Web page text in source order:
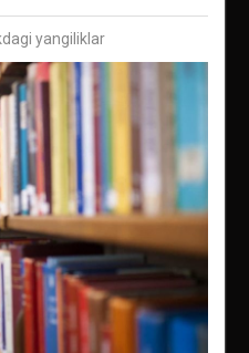
yangiliklar